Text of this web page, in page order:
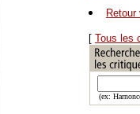
Retour
[ Tous les
(ex: